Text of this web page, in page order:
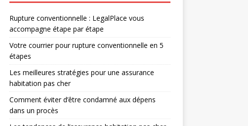
Rupture conventionnelle : LegalPlace vous
accompagne étape par étape
Votre courrier pour rupture conventionnelle en 5
étapes
Les meilleures stratégies pour une assurance
habitation pas cher
Comment éviter d’être condamné aux dépens
dans un procès